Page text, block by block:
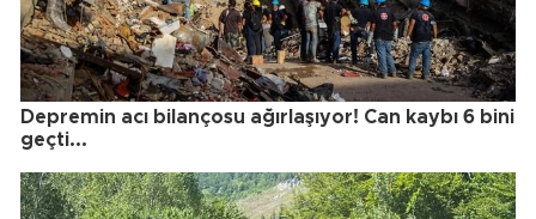
Depremin acı bilançosu ağırlaşıyor! Can kaybı 6 bini
geçti...